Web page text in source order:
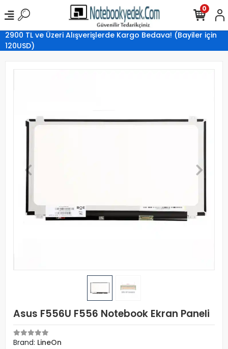
2900 TL ve Üzeri Alışverişlerde Kargo Bedava! (Bayiler için
120USD)
0
Asus F556U F556 Notebook Ekran Paneli
Brand: LineOn